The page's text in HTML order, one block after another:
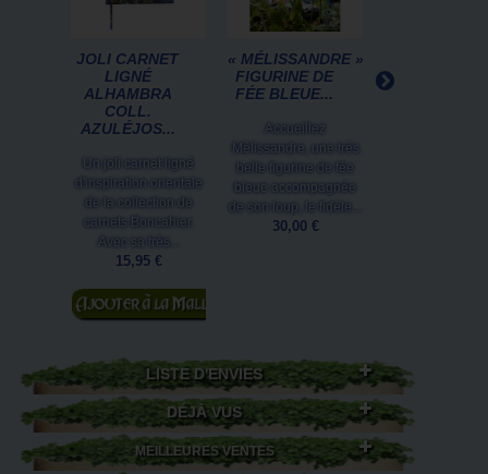
JOLI CARNET
LIGNÉ
ALHAMBRA
COLL.
AZULÉJOS...
Un joli carnet ligné
d'inspiration orientale
de la collection de
carnets Boncahier.
Avec sa très...
15,95 €
Ajouter au
panier
« MÉLISSANDRE »,
FIGURINE DE
FÉE BLEUE...
Accueillez
Mélissandre, une très
belle figurine de fée
bleue accompagnée
de son loup, le fidèle...
30,00 €
SORCIÈRE
LISTE D'ENVIES
DÉJÀ VUS
MEILLEURES VENTES